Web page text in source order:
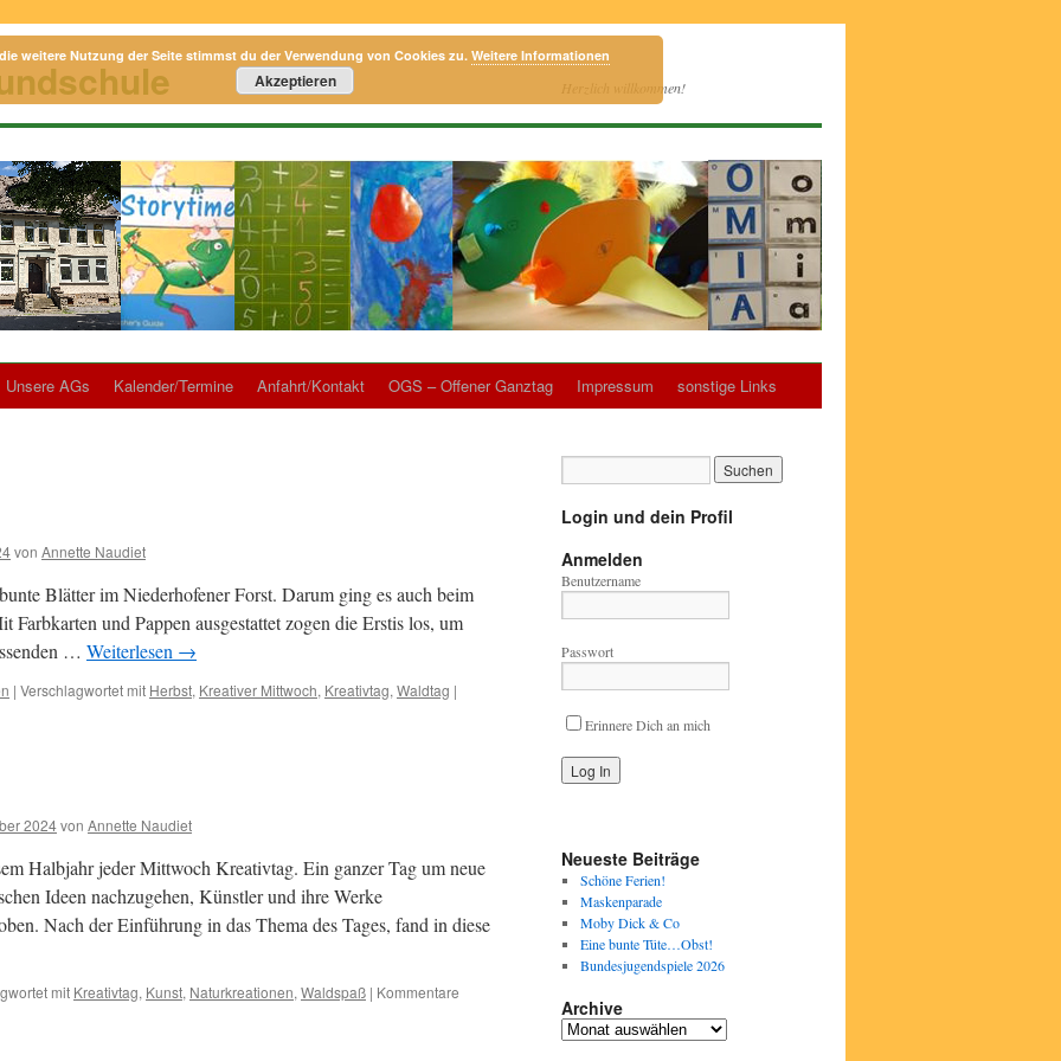
Herzlich willkommen!
Unsere AGs Kalender/Termine Anfahrt/Kontakt OGS – Offener Ganztag Impressum sonstige Links
von Annette Naudiet
Blätter im Niederhofener Forst. Darum ging es auch beim
und Pappen ausgestattet zogen die Erstis los, um
… Weiterlesen →
| Verschlagwortet mit Herbst, Kreativer Mittwoch, Kreativtag, Waldtag |
2024von Annette Naudiet
Halbjahr jeder Mittwoch Kreativtag. Ein ganzer Tag um neue
Ideen nachzugehen, Künstler und ihre Werke
Nach der Einführung in das Thema des Tages, fand in diese
mit Kreativtag, Kunst, Naturkreationen, Waldspaß | Kommentare
Login und dein Profil
Anmelden
Benutzername
Passwort
Erinnere Dich an mich
Neueste Beiträge
Schöne Ferien!
Maskenparade
Moby Dick & Co
Eine bunte Tüte…Obst!
Bundesjugendspiele 2026
Archive
Archive
weitere Nutzung der Seite stimmst du der Verwendung von Cookies zu. Weitere Informationen
Akzeptieren